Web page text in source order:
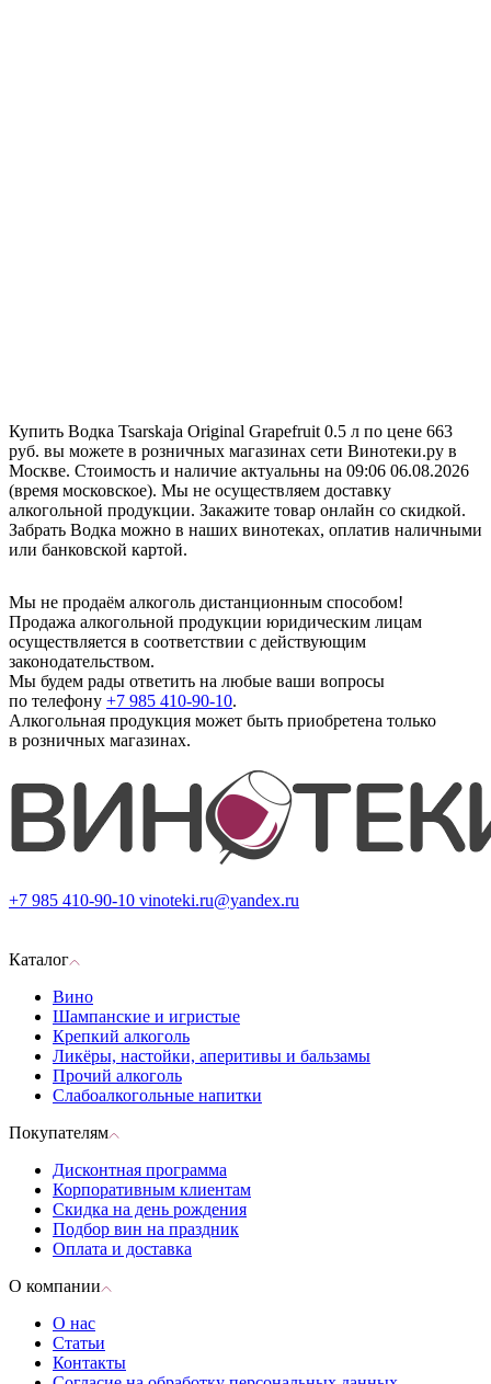
Купить Водка Tsarskaja Original Grapefruit 0.5 л по цене 663
руб. вы можете в розничных магазинах сети Винотеки.ру в
Москве. Стоимость и наличие актуальны на 09:06 06.08.2026
(время московское). Мы не осуществляем доставку
алкогольной продукции. Закажите товар онлайн со скидкой.
Забрать Водка можно в наших винотеках, оплатив наличными
или банковской картой.
Мы не продаём алкоголь дистанционным способом!
Продажа алкогольной продукции юридическим лицам
осуществляется в соответствии с действующим
законодательством.
Мы будем рады ответить на любые ваши вопросы
по телефону +7 985 410-90-10.
Алкогольная продукция может быть приобретена только
в розничных магазинах.
+7 985 410-90-10 vinoteki.ru@yandex.ru
Каталог
Вино
Шампанские и игристые
Крепкий алкоголь
Ликёры, настойки, аперитивы и бальзамы
Прочий алкоголь
Слабоалкогольные напитки
Покупателям
Дисконтная программа
Корпоративным клиентам
Скидка на день рождения
Подбор вин на праздник
Оплата и доставка
О компании
О нас
Статьи
Контакты